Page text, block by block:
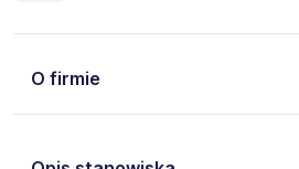
O firmie